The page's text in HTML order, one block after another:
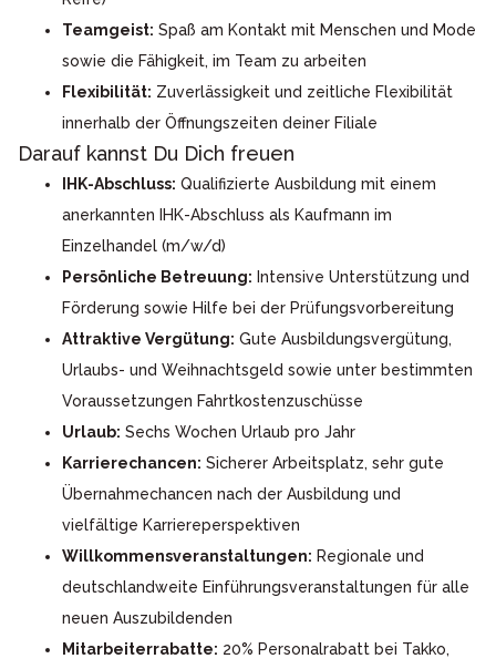
Teamgeist: Spaß am Kontakt mit Menschen und Mode
sowie die Fähigkeit, im Team zu arbeiten
Flexibilität: Zuverlässigkeit und zeitliche Flexibilität
innerhalb der Öffnungszeiten deiner Filiale
Darauf kannst Du Dich freuen
IHK-Abschluss: Qualifizierte Ausbildung mit einem
anerkannten IHK-Abschluss als Kaufmann im
Einzelhandel (m/w/d)
Persönliche Betreuung: Intensive Unterstützung und
Förderung sowie Hilfe bei der Prüfungsvorbereitung
Attraktive Vergütung: Gute Ausbildungsvergütung,
Urlaubs- und Weihnachtsgeld sowie unter bestimmten
Voraussetzungen Fahrtkostenzuschüsse
Urlaub: Sechs Wochen Urlaub pro Jahr
Karrierechancen: Sicherer Arbeitsplatz, sehr gute
Übernahmechancen nach der Ausbildung und
vielfältige Karriereperspektiven
Willkommensveranstaltungen: Regionale und
deutschlandweite Einführungsveranstaltungen für alle
neuen Auszubildenden
Mitarbeiterrabatte: 20% Personalrabatt bei Takko,